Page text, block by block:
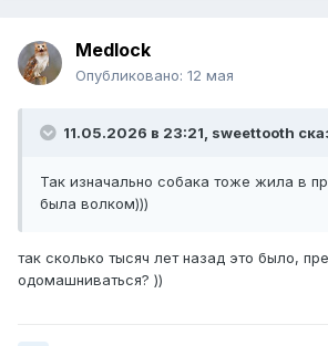
Medlock
Опубликовано: 12 мая
11.05.2026 в 23:21, sweettooth
Так изначально собака тоже жила в
была волком)))
так сколько тысяч лет назад это было,
одомашниваться? ))